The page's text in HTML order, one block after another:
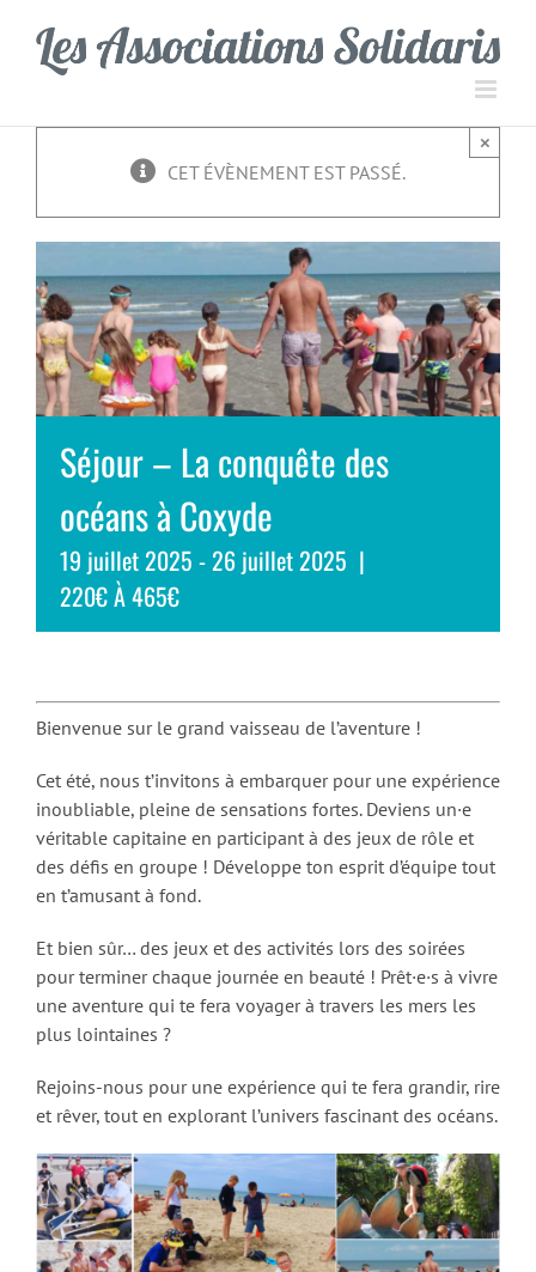
contenu
CET ÉVÈNEMENT EST PASSÉ.
×
Séjour – La conquête des
océans à Coxyde
19 juillet 2025 -26 juillet 2025 |
220€ À 465€
Bienvenue sur le grand vaisseau de l’aventure !
Cet été, nous t’invitons à embarquer pour une expérience
inoubliable, pleine de sensations fortes. Deviens un·e
véritable capitaine en participant à des jeux de rôle et
des défis en groupe ! Développe ton esprit d’équipe tout
en t’amusant à fond.
Et bien sûr… des jeux et des activités lors des soirées
pour terminer chaque journée en beauté ! Prêt·e·s à vivre
une aventure qui te fera voyager à travers les mers les
plus lointaines ?
Rejoins-nous pour une expérience qui te fera grandir, rire
et rêver, tout en explorant l’univers fascinant des océans.